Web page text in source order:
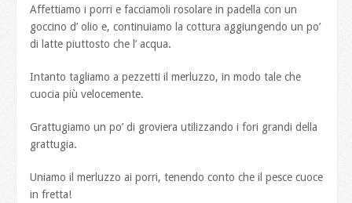
Affettiamo i porri e facciamoli rosolare in padella con un
goccino d’ olio e, continuiamo la cottura aggiungendo un po’
di latte piuttosto che l’ acqua.
Intanto tagliamo a pezzetti il merluzzo, in modo tale che
cuocia più velocemente.
Grattugiamo un po’ di groviera utilizzando i fori grandi della
grattugia.
Uniamo il merluzzo ai porri, tenendo conto che il pesce cuoce
in fretta!